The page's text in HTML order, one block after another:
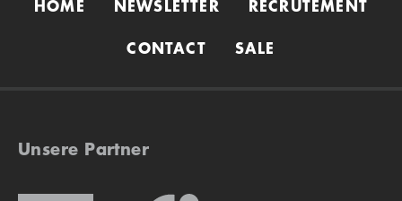
HOME NEWSLETTER RECRUTEMENT
CONTACT SALE
Unsere Partner